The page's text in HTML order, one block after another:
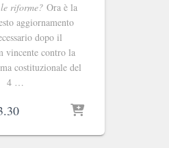
riforme? Ora è la
aggiornamento
dopo il
vincente contro la
costituzionale del
4 …
Il
attuale